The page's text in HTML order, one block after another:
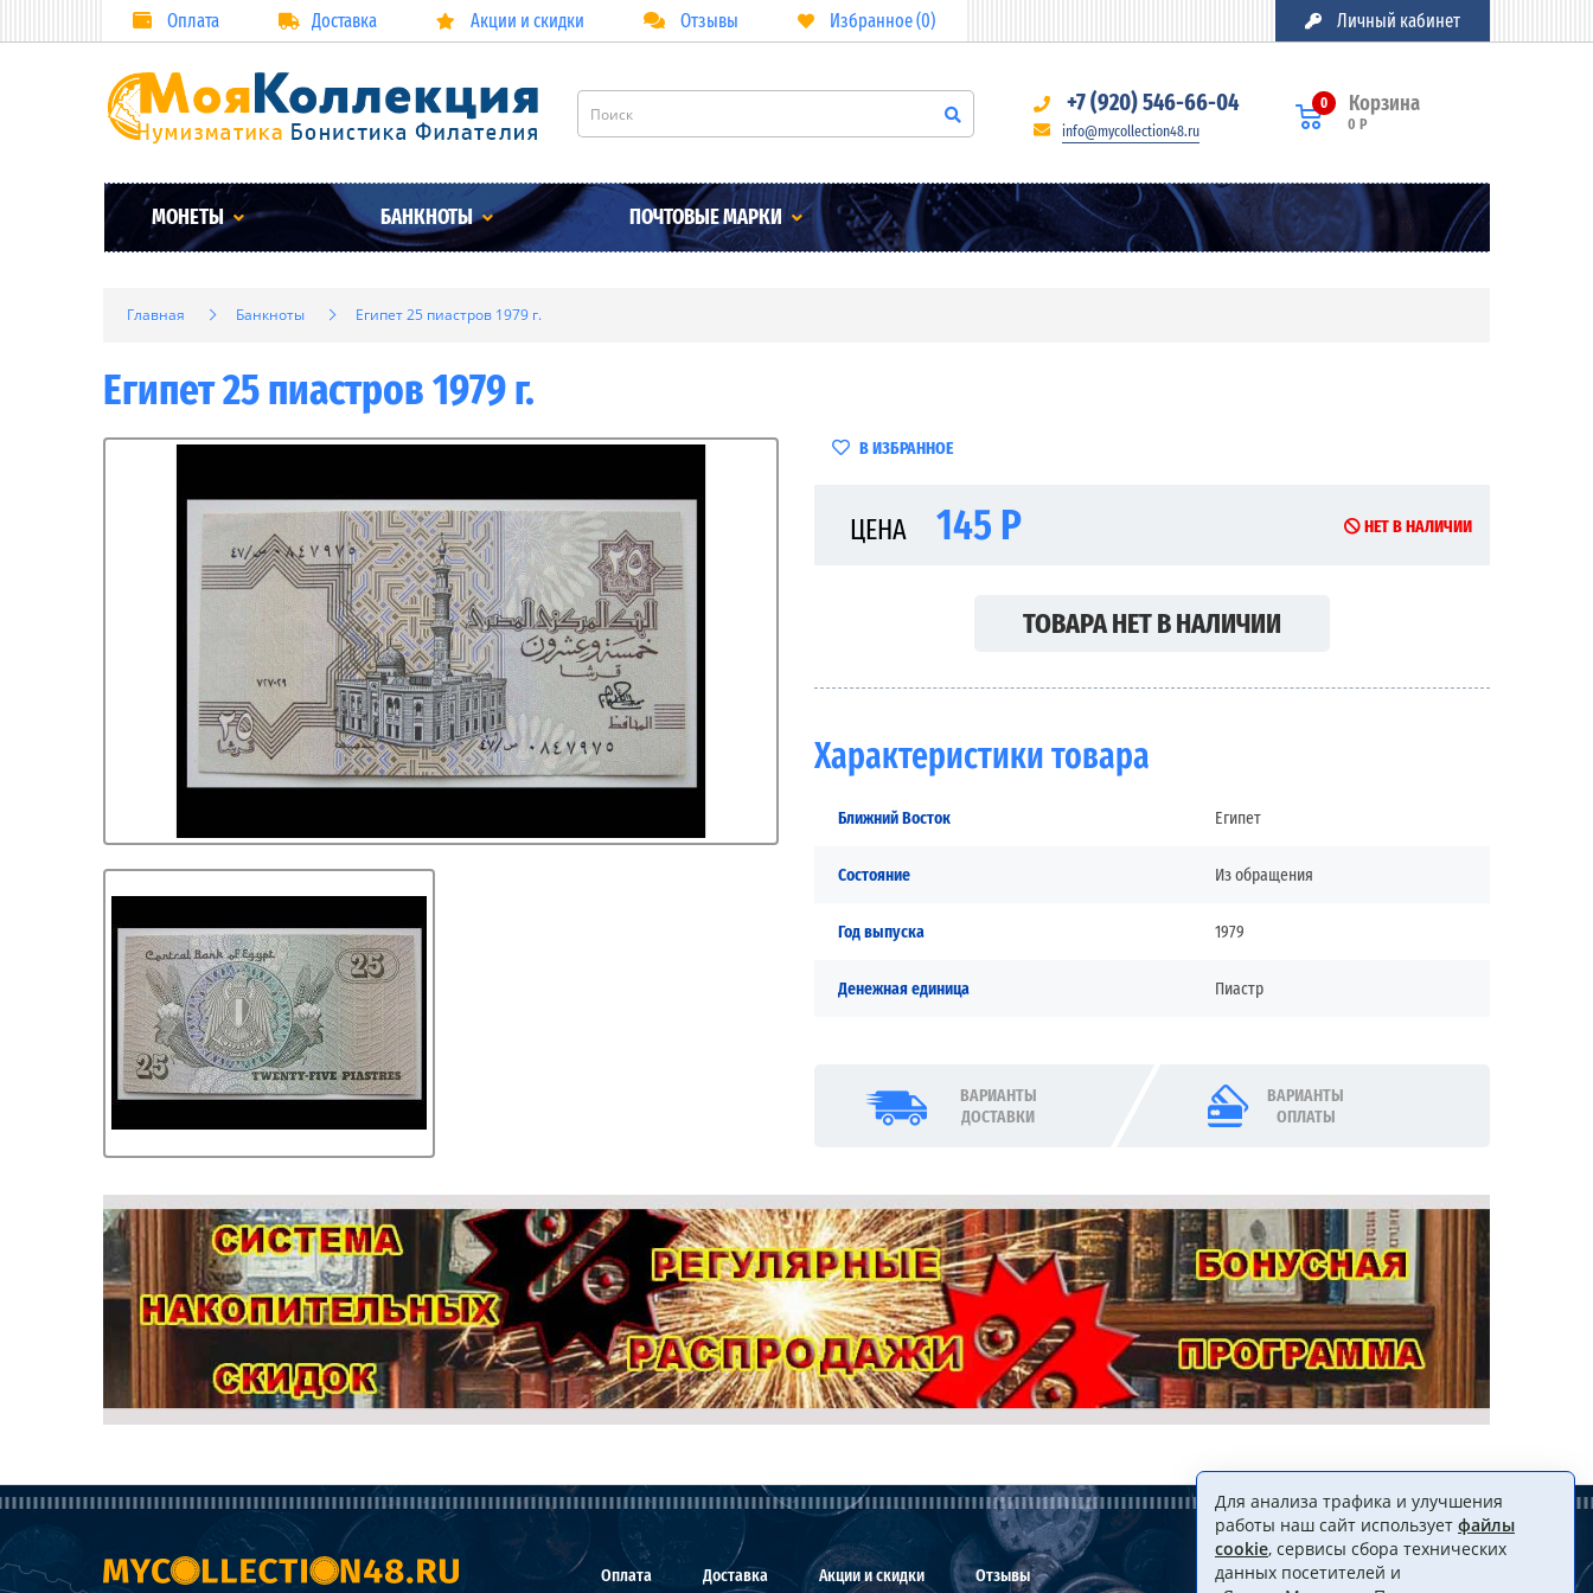
Оплата Доставка Акции и скидки Отзывы Избранное (0) Личный кабинет
+7 (920) 546-66-04
info@mycollection48.ru
Корзина
0
0 Р
МОНЕТЫ БАНКНОТЫ ПОЧТОВЫЕ МАРКИ
Главная Банкноты Египет 25 пиастров 1979 г.
Египет 25 пиастров 1979 г.
В ИЗБРАННОЕ
ЦЕНА 145 Р НЕТ В НАЛИЧИИ
ТОВАРА НЕТ В НАЛИЧИИ
Характеристики товара
Ближний Восток Египет
Состояние Из обращения
Год выпуска 1979
Денежная единица Пиастр
ВАРИАНТЫ
ДОСТАВКИ
ВАРИАНТЫ
ОПЛАТЫ
Оплата Доставка Акции и скидки Отзывы
Для анализа трафика и улучшения
работы наш сайт использует файлы
cookie, сервисы сбора технических
данных посетителей и